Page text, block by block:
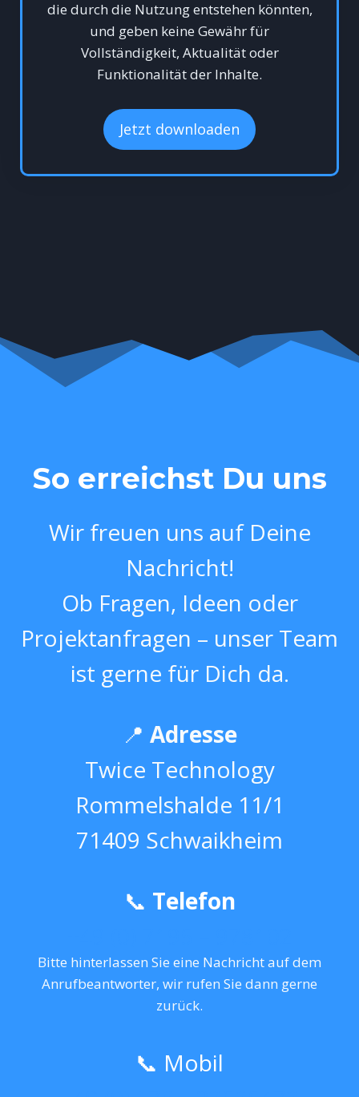
die durch die Nutzung entstehen könnten,
und geben keine Gewähr für
Vollständigkeit, Aktualität oder
Funktionalität der Inhalte.
Jetzt downloaden
So erreichst Du uns
Wir freuen uns auf Deine
Nachricht!
Ob Fragen, Ideen oder
Projektanfragen – unser Team
ist gerne für Dich da.
📍 Adresse
Twice Technology
Rommelshalde 11/1
71409 Schwaikheim
📞 Telefon
Bitte hinterlassen Sie eine Nachricht auf dem
Anrufbeantworter, wir rufen Sie dann gerne
zurück.
📞 Mobil